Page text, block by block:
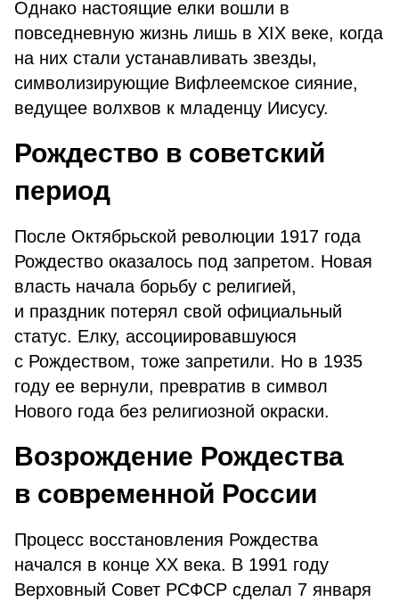
Однако настоящие елки вошли в
повседневную жизнь лишь в XIX веке, когда
на них стали устанавливать звезды,
символизирующие Вифлеемское сияние,
ведущее волхвов к младенцу Иисусу.
Рождество в советский
период
После Октябрьской революции 1917 года
Рождество оказалось под запретом. Новая
власть начала борьбу с религией,
и праздник потерял свой официальный
статус. Елку, ассоциировавшуюся
с Рождеством, тоже запретили. Но в 1935
году ее вернули, превратив в символ
Нового года без религиозной окраски.
Возрождение Рождества
в современной России
Процесс восстановления Рождества
начался в конце XX века. В 1991 году
Верховный Совет РСФСР сделал 7 января